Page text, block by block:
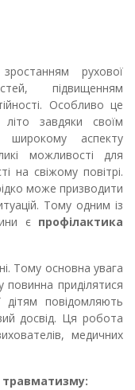
рухової
підвищенням
Особливо це
завдяки своїм
аспекту
можливості для
на свіжому повітрі.
може призводити
Тому одним із
є профілактика
Тому основна увага
повинна приділятися
дітям повідомляють
досвід. Ця робота
медичних